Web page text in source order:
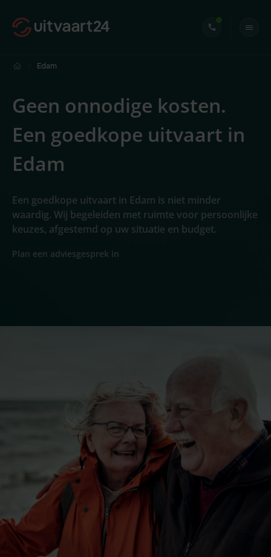
Edam
Geen onnodige kosten.
Een goedkope uitvaart in
Edam
Een goedkope uitvaart in Edam is niet minder
waardig. Wij begeleiden met ruimte voor persoonlijke
keuzes, afgestemd op uw situatie en budget.
Plan een adviesgesprek in